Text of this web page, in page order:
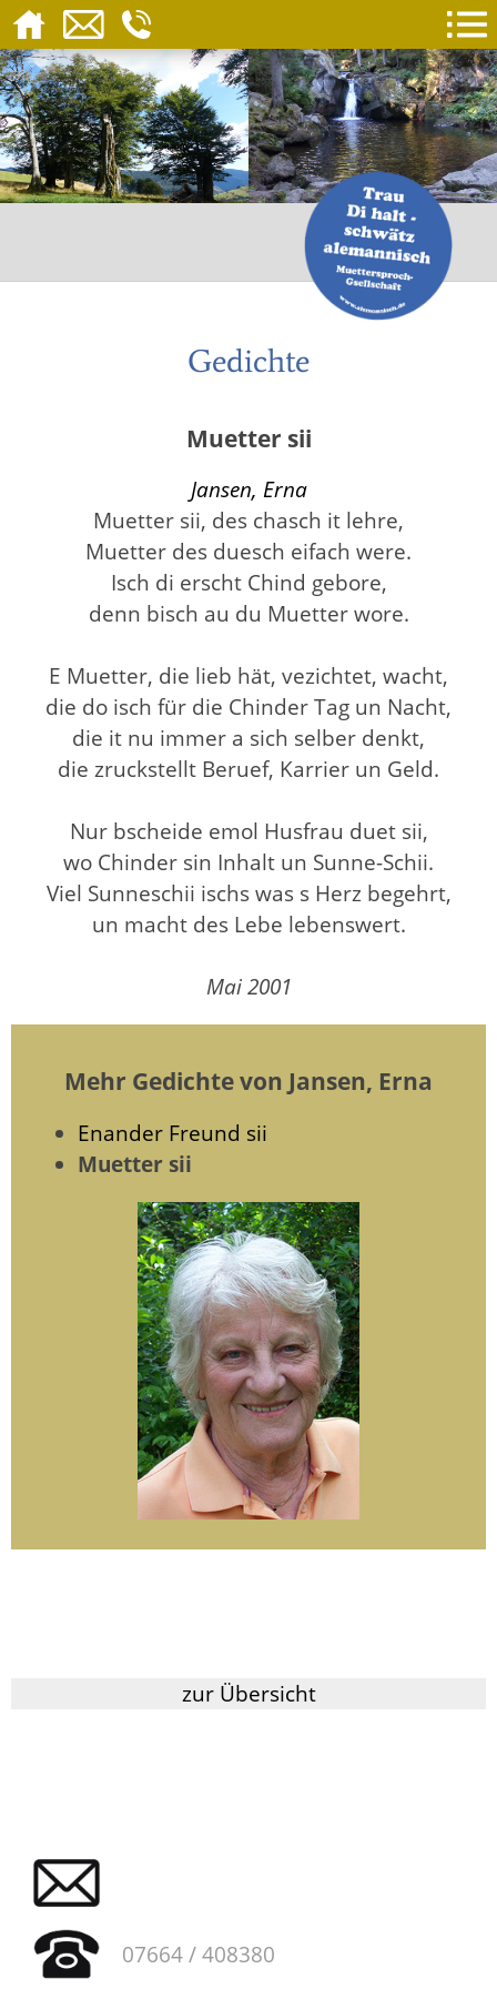
Gedichte
Muetter sii
Jansen, Erna
Muetter sii, des chasch it lehre,
Muetter des duesch eifach were.
Isch di erscht Chind gebore,
denn bisch au du Muetter wore.
E Muetter, die lieb hät, vezichtet, wacht,
die do isch für die Chinder Tag un Nacht,
die it nu immer a sich selber denkt,
die zruckstellt Beruef, Karrier un Geld.
Nur bscheide emol Husfrau duet sii,
wo Chinder sin Inhalt un Sunne-Schii.
Viel Sunneschii ischs was s Herz begehrt,
un macht des Lebe lebenswert.
Mai 2001
Mehr Gedichte von Jansen, Erna
Enander Freund sii
Muetter sii
zur Übersicht
07664 / 408380